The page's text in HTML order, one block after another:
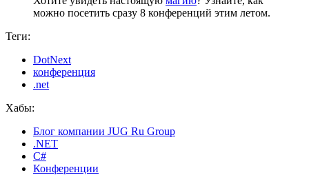
можно посетить сразу 8 конференций этим летом.
Теги:
DotNext
конференция
.net
Хабы:
Блог компании JUG Ru Group
.NET
C#
Конференции